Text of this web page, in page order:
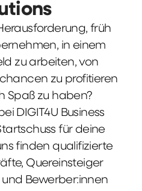
früh
in einem
zu arbeiten, von
zu profitieren
Spaß zu haben?
DIGIT4U Business
für deine
finden qualifizierte
Quereinsteiger
Bewerber:innen